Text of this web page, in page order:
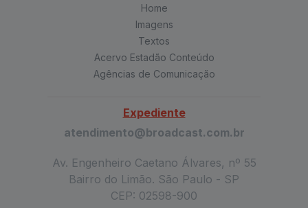
Home
Imagens
Textos
Acervo Estadão Conteúdo
Agências de Comunicação
Expediente
atendimento@broadcast.com.br
Av. Engenheiro Caetano Álvares, nº 55
Bairro do Limão. São Paulo - SP
CEP: 02598-900